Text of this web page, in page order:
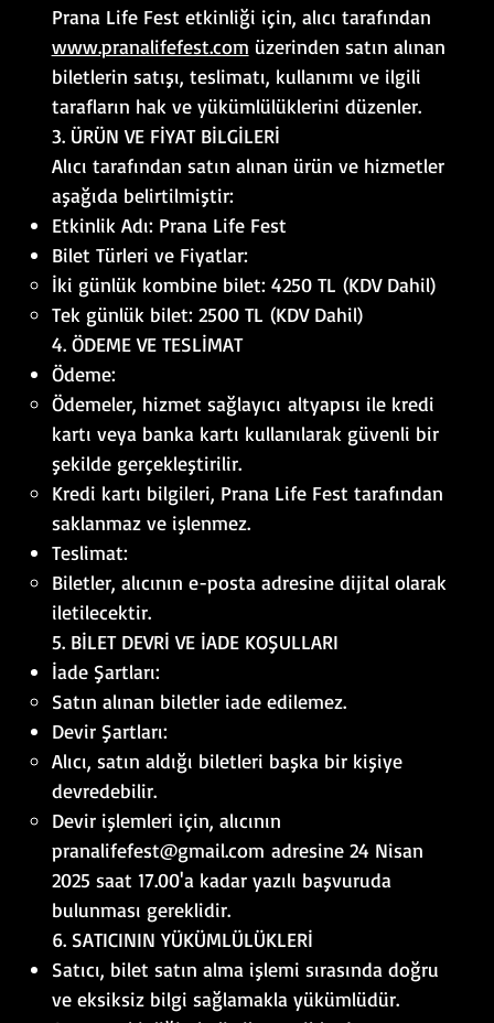
Prana Life Fest etkinliği için, alıcı tarafından
www.pranalifefest.com üzerinden satın alınan
biletlerin satışı, teslimatı, kullanımı ve ilgili
tarafların hak ve yükümlülüklerini düzenler.
3. ÜRÜN VE FİYAT BİLGİLERİ
Alıcı tarafından satın alınan ürün ve hizmetler
aşağıda belirtilmiştir:
Etkinlik Adı: Prana Life Fest
Bilet Türleri ve Fiyatlar:
İki günlük kombine bilet: 4250 TL (KDV Dahil)
Tek günlük bilet: 2500 TL (KDV Dahil)
4. ÖDEME VE TESLİMAT
Ödeme:
Ödemeler, hizmet sağlayıcı altyapısı ile kredi
kartı veya banka kartı kullanılarak güvenli bir
şekilde gerçekleştirilir.
Kredi kartı bilgileri, Prana Life Fest tarafından
saklanmaz ve işlenmez.
Teslimat:
Biletler, alıcının e-posta adresine dijital olarak
iletilecektir.
5. BİLET DEVRİ VE İADE KOŞULLARI
İade Şartları:
Satın alınan biletler iade edilemez.
Devir Şartları:
Alıcı, satın aldığı biletleri başka bir kişiye
devredebilir.
Devir işlemleri için, alıcının
pranalifefest@gmail.com adresine 24 Nisan
2025 saat 17.00'a kadar yazılı başvuruda
bulunması gereklidir.
6. SATICININ YÜKÜMLÜLÜKLERİ
Satıcı, bilet satın alma işlemi sırasında doğru
ve eksiksiz bilgi sağlamakla yükümlüdür.